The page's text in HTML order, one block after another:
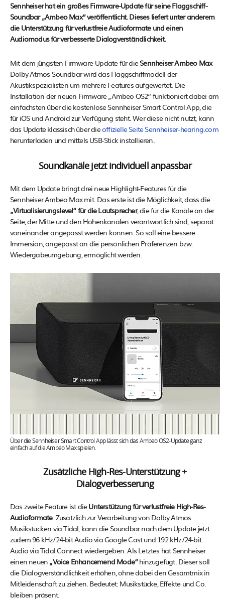
Sennheiser hat ein großes Firmware-Update für seine Flaggschiff-
Soundbar „Ambeo Max“ veröffentlicht. Dieses liefert unter anderem
die Unterstützung für verlustfreie Audioformate und einen
Audiomodus für verbesserte Dialogverständlichkeit.
Mit dem jüngsten Firmware-Update für dieSennheiser Ambeo Max
Dolby Atmos-Soundbar wird das Flaggschiffmodell der
Akustikspezialisten um mehrere Features aufgewertet. Die
Installation der neuen Firmware „Ambeo OS2“ funktioniert dabei am
einfachsten über die kostenlose Sennheiser Smart Control App, die
für iOS und Android zur Verfügung steht. Wer diese nicht nutzt, kann
das Update klassisch über dieoffizielle Seite Sennheiser-hearing.com
herunterladen und mittels USB-Stick installieren.
Soundkanäle jetzt individuell anpassbar
Mit dem Update bringt drei neue Highlight-Features für die
Sennheiser Ambeo Max mit. Das erste ist die Möglichkeit, dass die
„Virtualisierungslevel“ für die Lautsprecher, die für die Kanäle an der
Seite, der Mitte und den Höhenkanälen verantwortlich sind, separat
voneinander angepasst werden können. So soll eine bessere
Immersion, angepasst an die persönlichen Präferenzen bzw.
Wiedergabeumgebung, ermöglicht werden.
Über die Sennheiser Smart Control App lässt sich das Ambeo OS2-Update ganz
einfach auf die Ambeo Max spielen.
Zusätzliche High-Res-Unterstützung +
Dialogverbesserung
Das zweite Feature ist dieUnterstützung für verlustfreie High-Res-
Audioformate. Zusätzlich zur Verarbeitung von Dolby Atmos
Musikstücken via Tidal, kann die Soundbar nach dem Update jetzt
zudem 96 kHz/24-bit Audio via Google Cast und 192 kHz/24-bit
Audio via Tidal Connect wiedergeben. Als Letztes hat Sennheiser
einen neuen „Voice Enhancemend Mode“hinzugefügt. Dieser soll
die Dialogverständlichkeit erhöhen, ohne dabei den Gesamtmix in
Mitleidenschaft zu ziehen. Bedeutet: Musikstücke, Effekte und Co.
bleiben präsent.